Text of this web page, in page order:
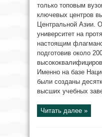
только топовым
ключевых центров
Центральной Азии.
университет на
настоящим
подготовив около
Именно на базе
были созданы
высших учебных
Читать далее »